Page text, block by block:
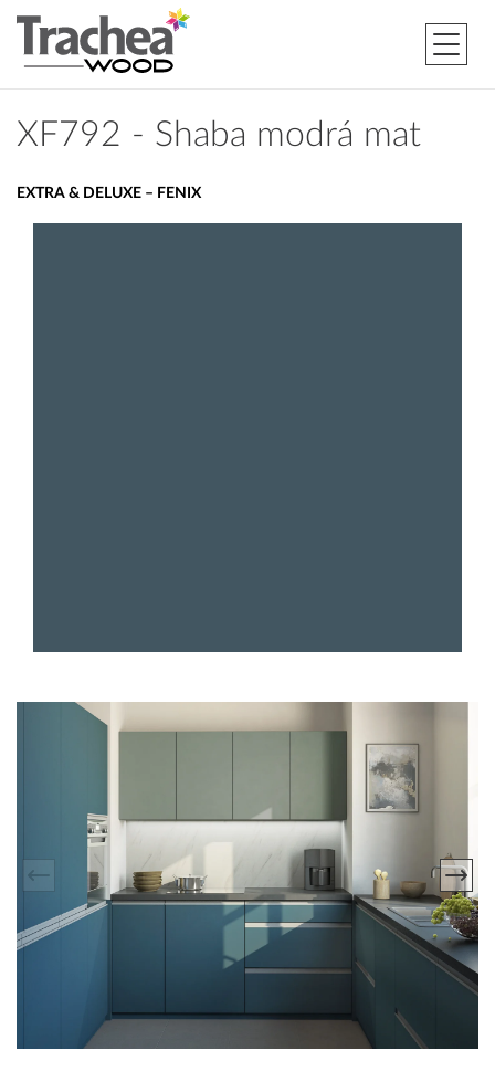
XF792 - Shaba modrá mat
EXTRA & DELUXE – FENIX